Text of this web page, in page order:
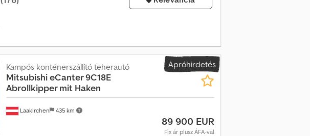
Apróhirdetés
Laakirchen 435 km
Kampós konténerszállító teherautó
MitsubishieCanter 9C18E
Abrollkipper mit Haken
89 900 EUR
Fix ár plusz ÁFA-val